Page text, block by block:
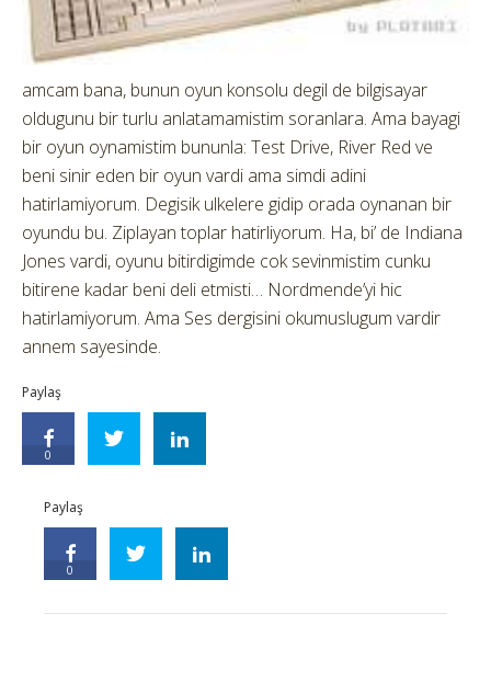
amcam bana, bunun oyun konsolu degil de bilgisayar
oldugunu bir turlu anlatamamistim soranlara. Ama bayagi
bir oyun oynamistim bununla: Test Drive, River Red ve
beni sinir eden bir oyun vardi ama simdi adini
hatirlamiyorum. Degisik ulkelere gidip orada oynanan bir
oyundu bu. Ziplayan toplar hatirliyorum. Ha, bi’ de Indiana
Jones vardi, oyunu bitirdigimde cok sevinmistim cunku
bitirene kadar beni deli etmisti… Nordmende’yi hic
hatirlamiyorum. Ama Ses dergisini okumuslugum vardir
annem sayesinde.
Paylaş
0
Paylaş
0